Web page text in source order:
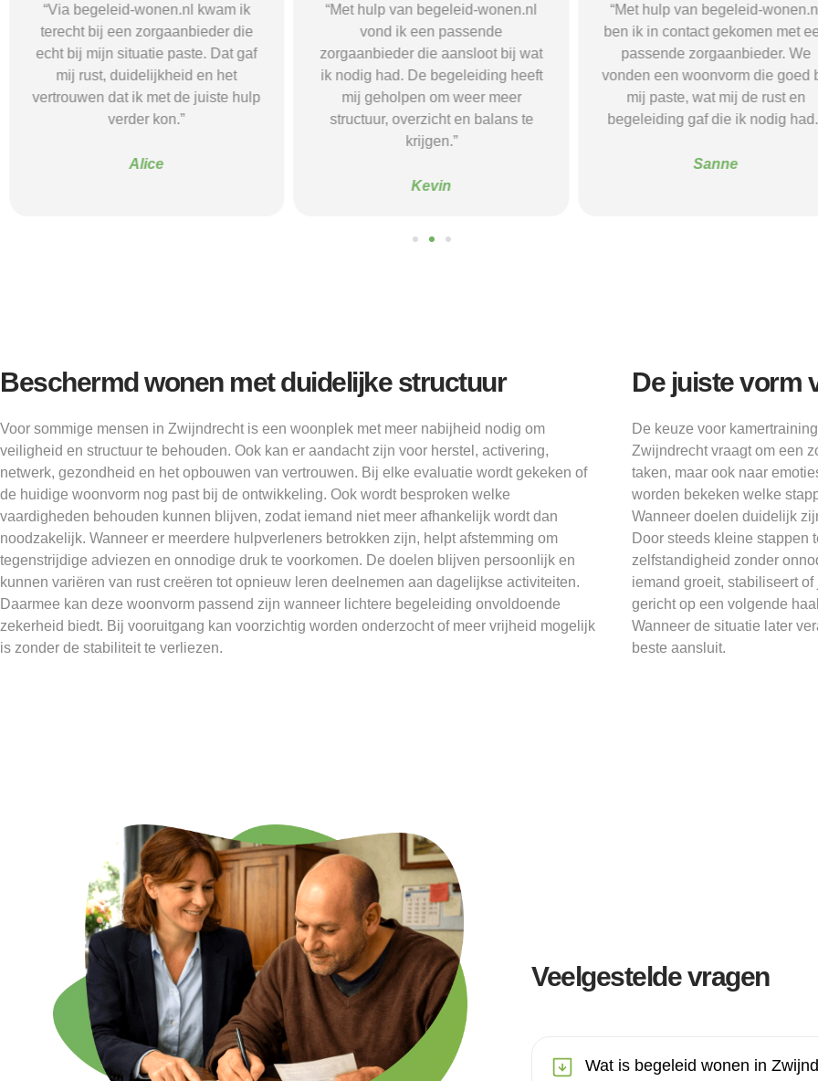
“Via begeleid-wonen.nl kwam ik
terecht bij een zorgaanbieder die
echt bij mijn situatie paste. Dat gaf
mij rust, duidelijkheid en het
vertrouwen dat ik met de juiste hulp
verder kon.”
Alice
“Met hulp van begeleid-wonen.nl
vond ik een passende
zorgaanbieder die aansloot bij wat
ik nodig had. De begeleiding heeft
mij geholpen om weer meer
structuur, overzicht en balans te
krijgen.”
Kevin
“Met hulp van begeleid-wonen.nl
ben ik in contact gekomen met
passende zorgaanbieder. We
vonden een woonvorm die goed
mij paste, wat mij de rust en
begeleiding gaf die ik nodig
Sanne
Beschermd wonen met duidelijke structuur
Voor sommige mensen in Zwijndrecht is een woonplek met meer nabijheid nodig om
veiligheid en structuur te behouden. Ook kan er aandacht zijn voor herstel, activering,
netwerk, gezondheid en het opbouwen van vertrouwen. Bij elke evaluatie wordt gekeken of
de huidige woonvorm nog past bij de ontwikkeling. Ook wordt besproken welke
vaardigheden behouden kunnen blijven, zodat iemand niet meer afhankelijk wordt dan
noodzakelijk. Wanneer er meerdere hulpverleners betrokken zijn, helpt afstemming om
tegenstrijdige adviezen en onnodige druk te voorkomen. De doelen blijven persoonlijk en
kunnen variëren van rust creëren tot opnieuw leren deelnemen aan dagelijkse activiteiten.
Daarmee kan deze woonvorm passend zijn wanneer lichtere begeleiding onvoldoende
zekerheid biedt. Bij vooruitgang kan voorzichtig worden onderzocht of meer vrijheid mogelijk
is zonder de stabiliteit te verliezen.
De juiste vorm
De keuze voor
Zwijndrecht vraagt om een
taken, maar ook naar
worden bekeken welke
Wanneer doelen duidelijk
Door steeds kleine stappen
zelfstandigheid zonder
iemand groeit, stabiliseert
gericht op een volgende
Wanneer de situatie later
beste aansluit.
Veelgestelde vragen
Wat is begeleid wonen in